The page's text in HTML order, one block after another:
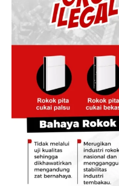
“Capaian ini menjadi
Bulog, Pemerintah
pemangku
kesejahteraan petani
stok pangan,” kata
Masuknya pasokan
secara masif dinilai
gabah kering panen di
saat pasokan melimpah.
Merespons paparan
Muhammad Fawait